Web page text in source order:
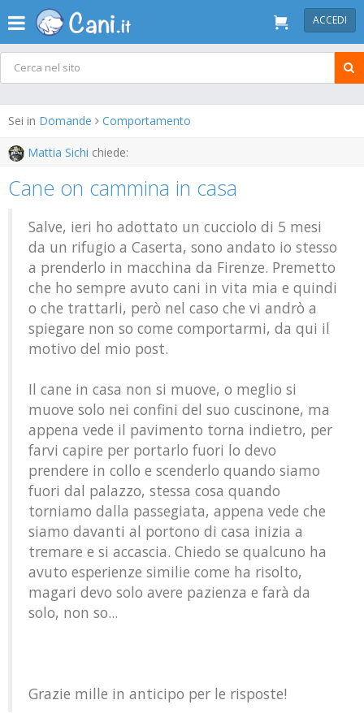
ACCEDI
Sei in Domande Comportamento
Mattia Sichi chiede:
Cane on cammina in casa
Salve, ieri ho adottato un cucciolo di 5 mesi
da un rifugio a Caserta, sono andato io stesso
a prenderlo in macchina da Firenze. Premetto
che ho sempre avuto cani in vita mia e quindi
o che trattarli, però nel caso che vi andrò a
spiegare non so come comportarmi, da qui il
motivo del mio post.
Il cane in casa non si muove, o meglio si
muove solo nei confini del suo cuscinone, ma
appena vede il pavimento torna indietro, per
farvi capire per portarlo fuori lo devo
prendere in collo e scenderlo quando siamo
fuori dal palazzo, stessa cosa quando
torniamo dalla passegiata, appena vede che
siamo davanti al portono di casa inizia a
tremare e si accascia. Chiedo se qualcuno ha
avuto esperienze similie come ha risolto,
magari devo solo avere pazienza e farà da
solo, non so...
Grazie mille in anticipo per le risposte!